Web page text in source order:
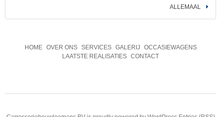
ALLEMAAL
HOME OVER ONS SERVICES GALERIJ
OCCASIEWAGENS
LAATSTE REALISATIES CONTACT